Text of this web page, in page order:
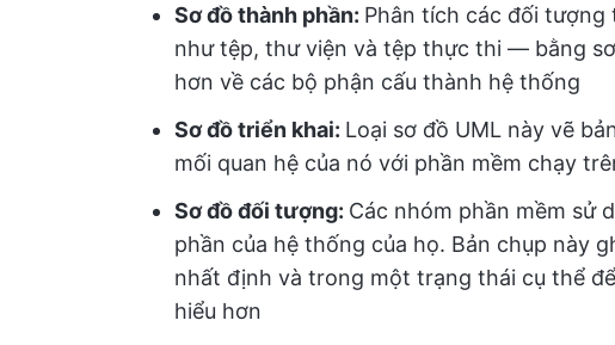
Sơ đồ thành phần: Phân tích các đối
như tệp, thư viện và tệp thực thi — bằng
hơn về các bộ phận cấu thành hệ thống
Sơ đồ triển khai: Loại sơ đồ UML này vẽ
mối quan hệ của nó với phần mềm chạy
Sơ đồ đối tượng: Các nhóm phần mềm sử
phần của hệ thống của họ. Bản chụp này
nhất định và trong một trạng thái cụ thể
hiểu hơn